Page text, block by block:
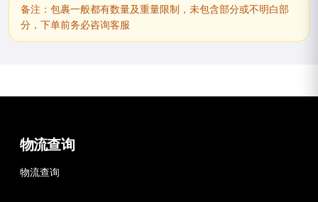
备注：包裹一般都有数量及重量限制，未包含部分或不明白部
分，下单前务必咨询客服
物流查询
物流查询